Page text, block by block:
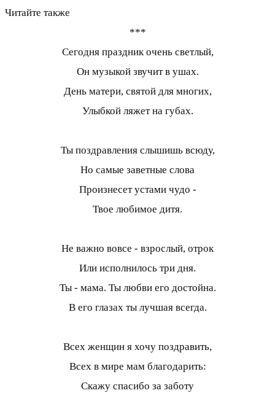
Читайте также
***
Сегодня праздник очень светлый,
Он музыкой звучит в ушах.
День матери, святой для многих,
Улыбкой ляжет на губах.
Ты поздравления слышишь всюду,
Но самые заветные слова
Произнесет устами чудо -
Твое любимое дитя.
Не важно вовсе - взрослый, отрок
Или исполнилось три дня.
Ты - мама. Ты любви его достойна.
В его глазах ты лучшая всегда.
Всех женщин я хочу поздравить,
Всех в мире мам благодарить:
Скажу спасибо за заботу